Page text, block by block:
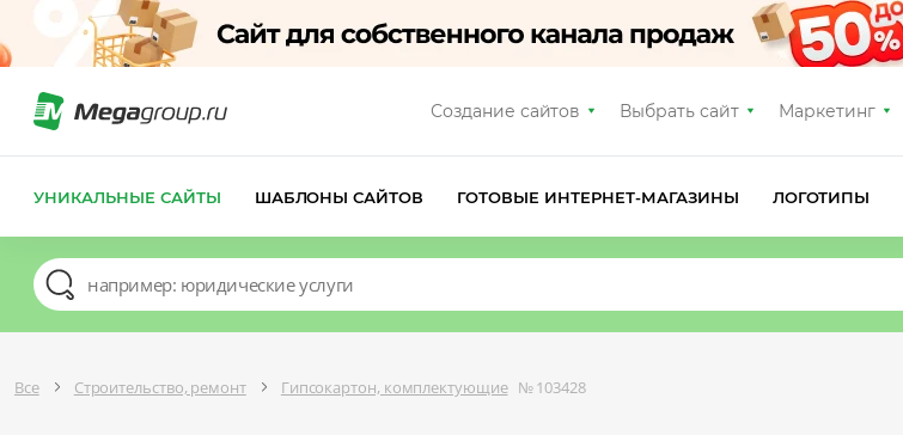
Создание сайтов Выбрать сайт Маркетинг
УНИКАЛЬНЫЕ САЙТЫ ШАБЛОНЫ САЙТОВ ГОТОВЫЕ ИНТЕРНЕТ-МАГАЗИНЫ ЛОГОТИПЫ
Все Строительство, ремонт Гипсокартон, комплектующие № 103428